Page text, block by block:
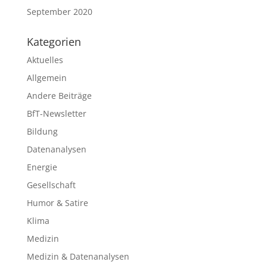
September 2020
Kategorien
Aktuelles
Allgemein
Andere Beiträge
BfT-Newsletter
Bildung
Datenanalysen
Energie
Gesellschaft
Humor & Satire
Klima
Medizin
Medizin & Datenanalysen